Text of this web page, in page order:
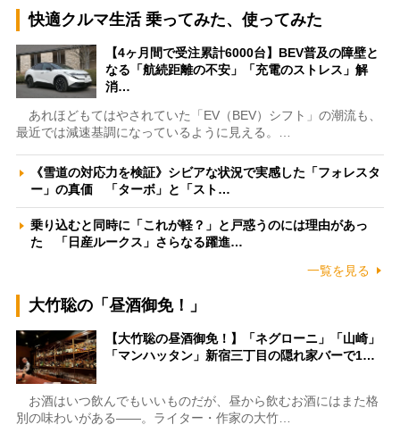
快適クルマ生活 乗ってみた、使ってみた
【4ヶ月間で受注累計6000台】BEV普及の障壁と
なる「航続距離の不安」「充電のストレス」解
消…
あれほどもてはやされていた「EV（BEV）シフト」の潮流も、
最近では減速基調になっているように見える。…
《雪道の対応力を検証》シビアな状況で実感した「フォレスタ
ー」の真価 「ターボ」と「スト…
乗り込むと同時に「これが軽？」と戸惑うのには理由があっ
た 「日産ルークス」さらなる躍進…
一覧を見る
大竹聡の「昼酒御免！」
【大竹聡の昼酒御免！】「ネグローニ」「山崎」
「マンハッタン」新宿三丁目の隠れ家バーで1…
お酒はいつ飲んでもいいものだが、昼から飲むお酒にはまた格
別の味わいがある――。ライター・作家の大竹…